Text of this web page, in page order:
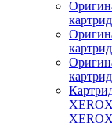
XEROX
XEROX